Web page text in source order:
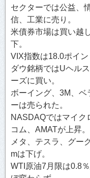
セクターでは公益、
信、工業に売り。
米債券市場は買い越
下。
VIX指数は18.0ポイン
ダウ銘柄ではUヘル
ーズに買い。
ボーイング、3M、
ーは売られた。
NASDAQではマイク
コム、AMATが上昇。
メタ、テスラ、グー
mは下げ。
WTI原油7月限は0.8